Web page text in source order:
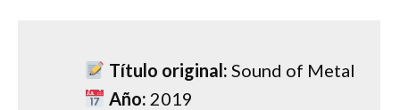
Título original: Sound of Metal
Año: 2019